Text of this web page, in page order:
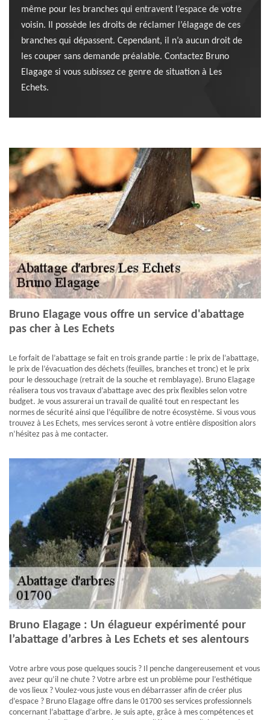
même pour les branches qui entravent l’espace de votre
voisin. Il possède les droits de réclamer l’élagage de ces
branches qui dépassent. Cependant, il n’a aucun droit de
les couper sans demande préalable. Contactez Bruno
Elagage si vous subissez ce genre de situation à Les
Echets.
Bruno Elagage vous offre un service d'abattage
pas cher à Les Echets
Le forfait de l’abattage se fait en trois grande partie : le prix de l’abattage,
le prix de l’évacuation des déchets (feuilles, branches et tronc) et le prix
pour le dessouchage (retrait de la souche et remblayage). Bruno Elagage
réalisera tous vos travaux d’abattage avec des prix flexibles selon votre
budget. Je vous assurerai un travail de qualité tout en respectant les
normes de sécurité ainsi que l’équilibre de notre écosystème. Si vous vous
trouvez à Les Echets, mes services seront à votre entière disposition alors
n’hésitez pas à me contacter.
Bruno Elagage : Un élagueur expérimenté pour
l’abattage d’arbres à Les Echets et ses alentours
Votre arbre vous pose quelques soucis ? Il penche dangereusement et vous
avez peur qu’il ne chute ? Votre arbre est un problème pour l’esthétique
de vos lieux ? Voulez-vous juste vous en débarrasser afin de créer plus
d’espace ? Bruno Elagage offre dans le 01700 ses services professionnels
concernant l’abattage d’arbre. Je suis apte, grâce à mes compétences et